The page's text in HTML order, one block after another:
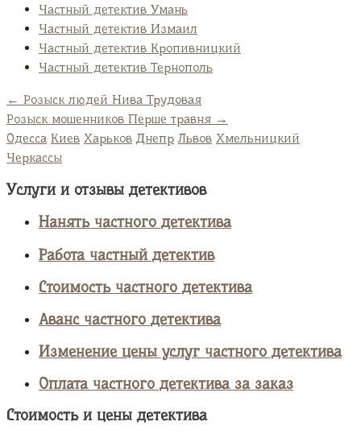
Частный детектив Умань
Частный детектив Измаил
Частный детектив Кропивницкий
Частный детектив Тернополь
← Розыск людей Нива Трудовая
Розыск мошенников Перше травня →
Одесса Киев Харьков Днепр Львов Хмельницкий
Черкассы
Услуги и отзывы детективов
Нанять частного детектива
Работа частный детектив
Стоимость частного детектива
Аванс частного детектива
Изменение цены услуг частного детектива
Оплата частного детектива за заказ
Стоимость и цены детектива